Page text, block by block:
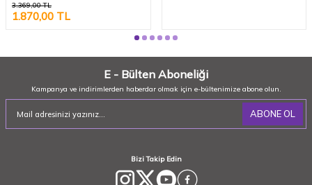
3.369,00TL
1.870,00 TL
E - Bülten Aboneliği
Kampanya ve indirimlerden haberdar olmak için e-bültenimize abone olun.
ABONE OL
Bizi Takip Edin